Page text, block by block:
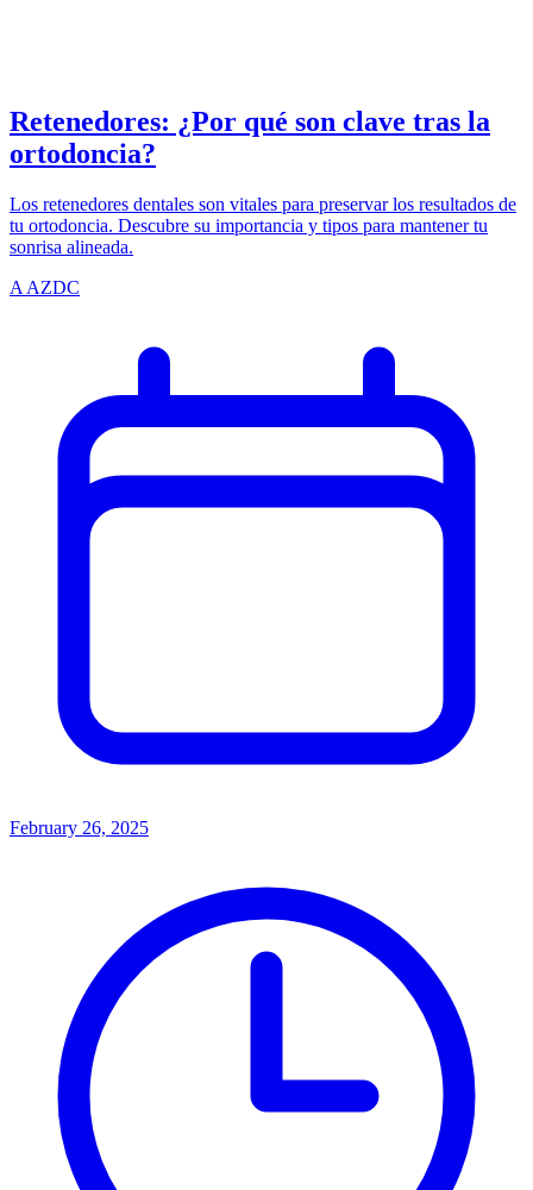
Retenedores: ¿Por qué son clave tras la
ortodoncia?
Los retenedores dentales son vitales para preservar los resultados de
tu ortodoncia. Descubre su importancia y tipos para mantener tu
sonrisa alineada.
A AZDC
February 26, 2025